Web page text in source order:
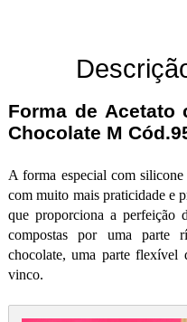
Forma de Acetato
Chocolate M
A forma especial com
com muito mais praticidade e
que proporciona a perfeição
compostas por uma parte
chocolate, uma parte
vinco.